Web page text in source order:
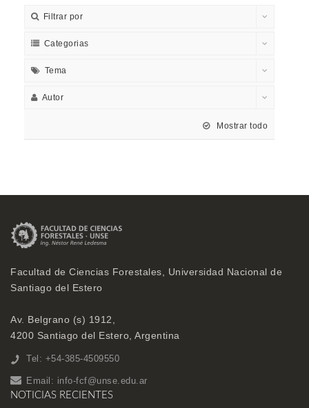
Filtrar por
Categorias
Tema
Autor
Mostrar todo
Facultad de Ciencias Forestales, Universidad Nacional de
Santiago del Estero
Av. Belgrano (s) 1912,
4200 Santiago del Estero, Argentina
Tel: +54-385-4509550
Email: info-fcf@unse.edu.ar
NOTICIAS RECIENTES